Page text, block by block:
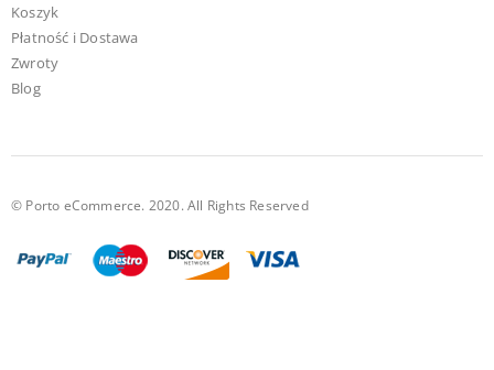
Koszyk
Płatność i Dostawa
Zwroty
Blog
© Porto eCommerce. 2020. All Rights Reserved